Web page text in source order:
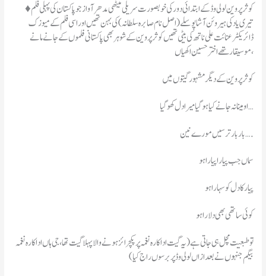
♦️ کوثر پروین لولی وڈ کے ابتدائی دور کی خوبصورت سریلی میٹھی مدھر آواز جو پاکستان کی پہلی فلم
تیری یاد کی ہیروئن آشا پوسلے ( اصل نام صابرہ سلطانہ) کی بہن تھیں اور اسی فلم کے میوزک
ڈائریکٹر عنائت علی ناتھ کی بیٹی تھیں کوثر پروین کے شوہر بھی پاکستانی فلموں کے جانے مانے
موسیقار تھے اختر حسین اکھیاں،
کوثر پروین کے دیگر مشہور گیتوں میں
او مینا نہ جانے کیا ہو گیا میرا دل کھو گیا …
بار بار ترسیں مورے نین….
سماں جب پیارا پیارا ہو
پیار کا دل کو سہارا ہو
کوئی ساتھی بھی دلارا ہو
تو طبعیت مچل ہی جاتی ہے (یہ گیت اداکارہ نغمہ پر پکچرائز ہونے والا پہلا گیت تھا ،جی ہاں اداکارہ نغمہ
بیگم جنہوں نے بعد ازاں لولی وڈ پر برسوں راج کیا )